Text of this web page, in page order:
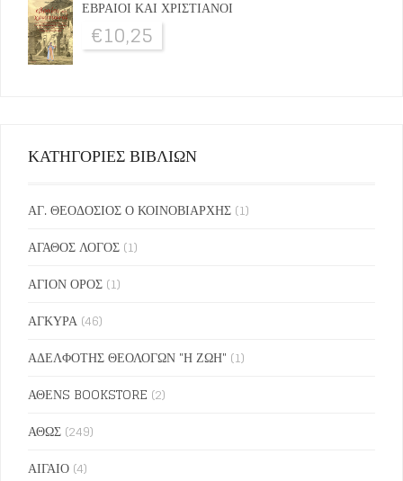
ΕΒΡΑΙΟΙ ΚΑΙ ΧΡΙΣΤΙΑΝΟΙ
€10,25
ΚΑΤΗΓΟΡΙΕΣ ΒΙΒΛΙΩΝ
ΑΓ. ΘΕΟΔΟΣΙΟΣ Ο ΚΟΙΝΟΒΙΑΡΧΗΣ (1)
ΑΓΑΘΟΣ ΛΟΓΟΣ (1)
ΑΓΙΟΝ ΟΡΟΣ (1)
ΑΓΚΥΡΑ (46)
ΑΔΕΛΦΟΤΗΣ ΘΕΟΛΟΓΩΝ "Η ΖΩΗ" (1)
ΑΘΕΝS BOOKSTORE (2)
ΑΘΩΣ (249)
ΑΙΓΑΙΟ (4)